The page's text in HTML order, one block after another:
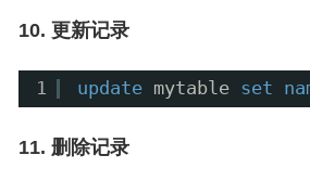
10. 更新记录
1 update mytable set
11. 删除记录